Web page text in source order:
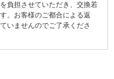
負担させていただき、交換若
。お客様のご都合による返
いませんのでご了承くださ